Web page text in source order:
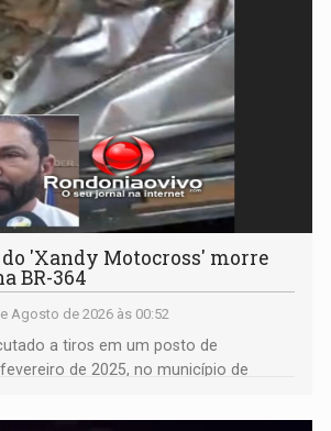
do 'Xandy Motocross' morre
BR-364
Agosto de 2026 às 00:52
a tiros em um posto de
de 2025, no município de